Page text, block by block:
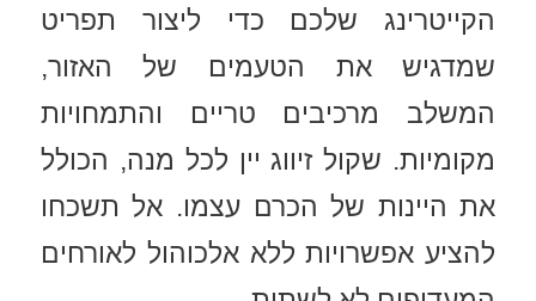
הקייטרינג שלכם כדי ליצור תפריט
שמדגיש את הטעמים של האזור,
המשלב מרכיבים טריים והתמחויות
מקומיות. שקול זיווג יין לכל מנה, הכולל
את היינות של הכרם עצמו. אל תשכחו
להציע אפשרויות ללא אלכוהול לאורחים